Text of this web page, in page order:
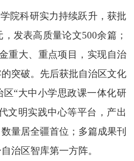
院科研实力持续跃升，获批
发表高质量论文500余篇；
重大、重点项目，实现自治
突破。先后获批自治区文化
“大中小学思政课一体化研
文明实践中心等平台，产出
量居全疆首位；多篇成果刊
治区智库第一方阵。